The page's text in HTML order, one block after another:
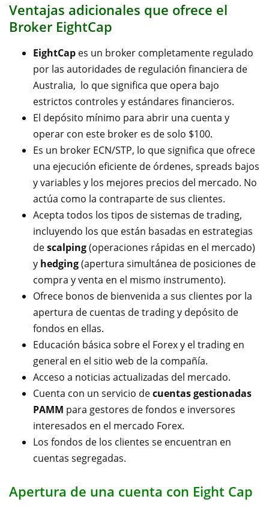
Ventajas adicionales que ofrece el
Broker EightCap
EightCap es un broker completamente regulado
por las autoridades de regulación financiera de
Australia, lo que significa que opera bajo
estrictos controles y estándares financieros.
El depósito mínimo para abrir una cuenta y
operar con este broker es de solo $100.
Es un broker ECN/STP, lo que significa que ofrece
una ejecución eficiente de órdenes, spreads bajos
y variables y los mejores precios del mercado. No
actúa como la contraparte de sus clientes.
Acepta todos los tipos de sistemas de trading,
incluyendo los que están basadas en estrategias
descalping(operaciones rápidas en el mercado)
y hedging(apertura simultánea de posiciones de
compra y venta en el mismo instrumento).
Ofrece bonos de bienvenida a sus clientes por la
apertura de cuentas de trading y depósito de
fondos en ellas.
Educación básica sobre el Forex y el trading en
general en el sitio web de la compañía.
Acceso a noticias actualizadas del mercado.
Cuenta con un servicio decuentas gestionadas
PAMM para gestores de fondos e inversores
interesados en el mercado Forex.
Los fondos de los clientes se encuentran en
cuentas segregadas.
Apertura de una cuenta con Eight Cap